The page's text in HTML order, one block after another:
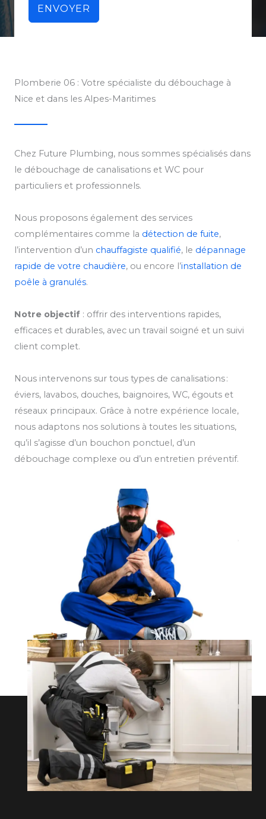
ENVOYER
Plomberie 06 : Votre spécialiste du débouchage à
Nice et dans les Alpes-Maritimes
Chez Future Plumbing, nous sommes spécialisés dans
le débouchage de canalisations et WC pour
particuliers et professionnels.
Nous proposons également des services
complémentaires comme la détection de fuite,
l’intervention d’un chauffagiste qualifié, le dépannage
rapide de votre chaudière, ou encore l’installation de
poêle à granulés.
Notre objectif : offrir des interventions rapides,
efficaces et durables, avec un travail soigné et un suivi
client complet.
Nous intervenons sur tous types de canalisations :
éviers, lavabos, douches, baignoires, WC, égouts et
réseaux principaux. Grâce à notre expérience locale,
nous adaptons nos solutions à toutes les situations,
qu’il s’agisse d’un bouchon ponctuel, d’un
débouchage complexe ou d’un entretien préventif.